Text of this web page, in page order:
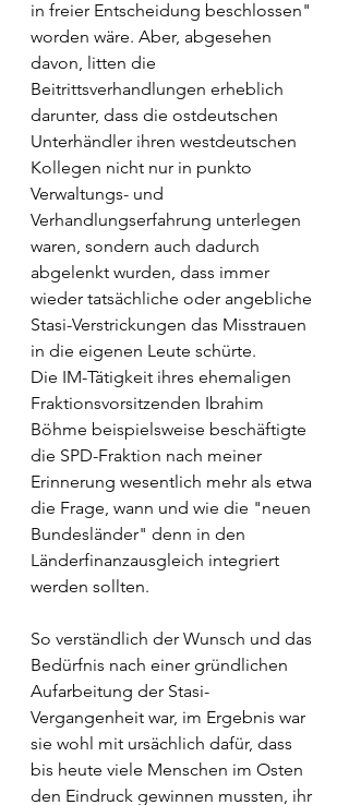
in freier Entscheidung beschlossen"
worden wäre. Aber, abgesehen
davon, litten die
Beitrittsverhandlungen erheblich
darunter, dass die ostdeutschen
Unterhändler ihren westdeutschen
Kollegen nicht nur in punkto
Verwaltungs- und
Verhandlungserfahrung unterlegen
waren, sondern auch dadurch
abgelenkt wurden, dass immer
wieder tatsächliche oder angebliche
Stasi-Verstrickungen das Misstrauen
in die eigenen Leute schürte.
Die IM-Tätigkeit ihres ehemaligen
Fraktionsvorsitzenden Ibrahim
Böhme beispielsweise beschäftigte
die SPD-Fraktion nach meiner
Erinnerung wesentlich mehr als etwa
die Frage, wann und wie die "neuen
Bundesländer" denn in den
Länderfinanzausgleich integriert
werden sollten.
So verständlich der Wunsch und das
Bedürfnis nach einer gründlichen
Aufarbeitung der Stasi-
Vergangenheit war, im Ergebnis war
sie wohl mit ursächlich dafür, dass
bis heute viele Menschen im Osten
den Eindruck gewinnen mussten, ihr